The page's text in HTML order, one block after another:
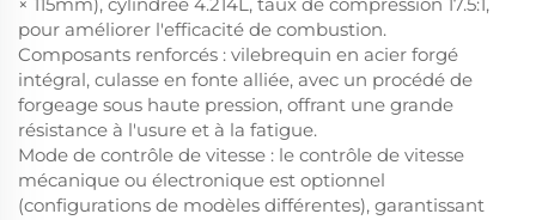
pour améliorer l'efficacité de combustion.
Composants renforcés : vilebrequin en acier forgé
intégral, culasse en fonte alliée, avec un procédé de
forgeage sous haute pression, offrant une grande
résistance à l'usure et à la fatigue.
Mode de contrôle de vitesse : le contrôle de vitesse
mécanique ou électronique est optionnel
(configurations de modèles différentes), garantissant